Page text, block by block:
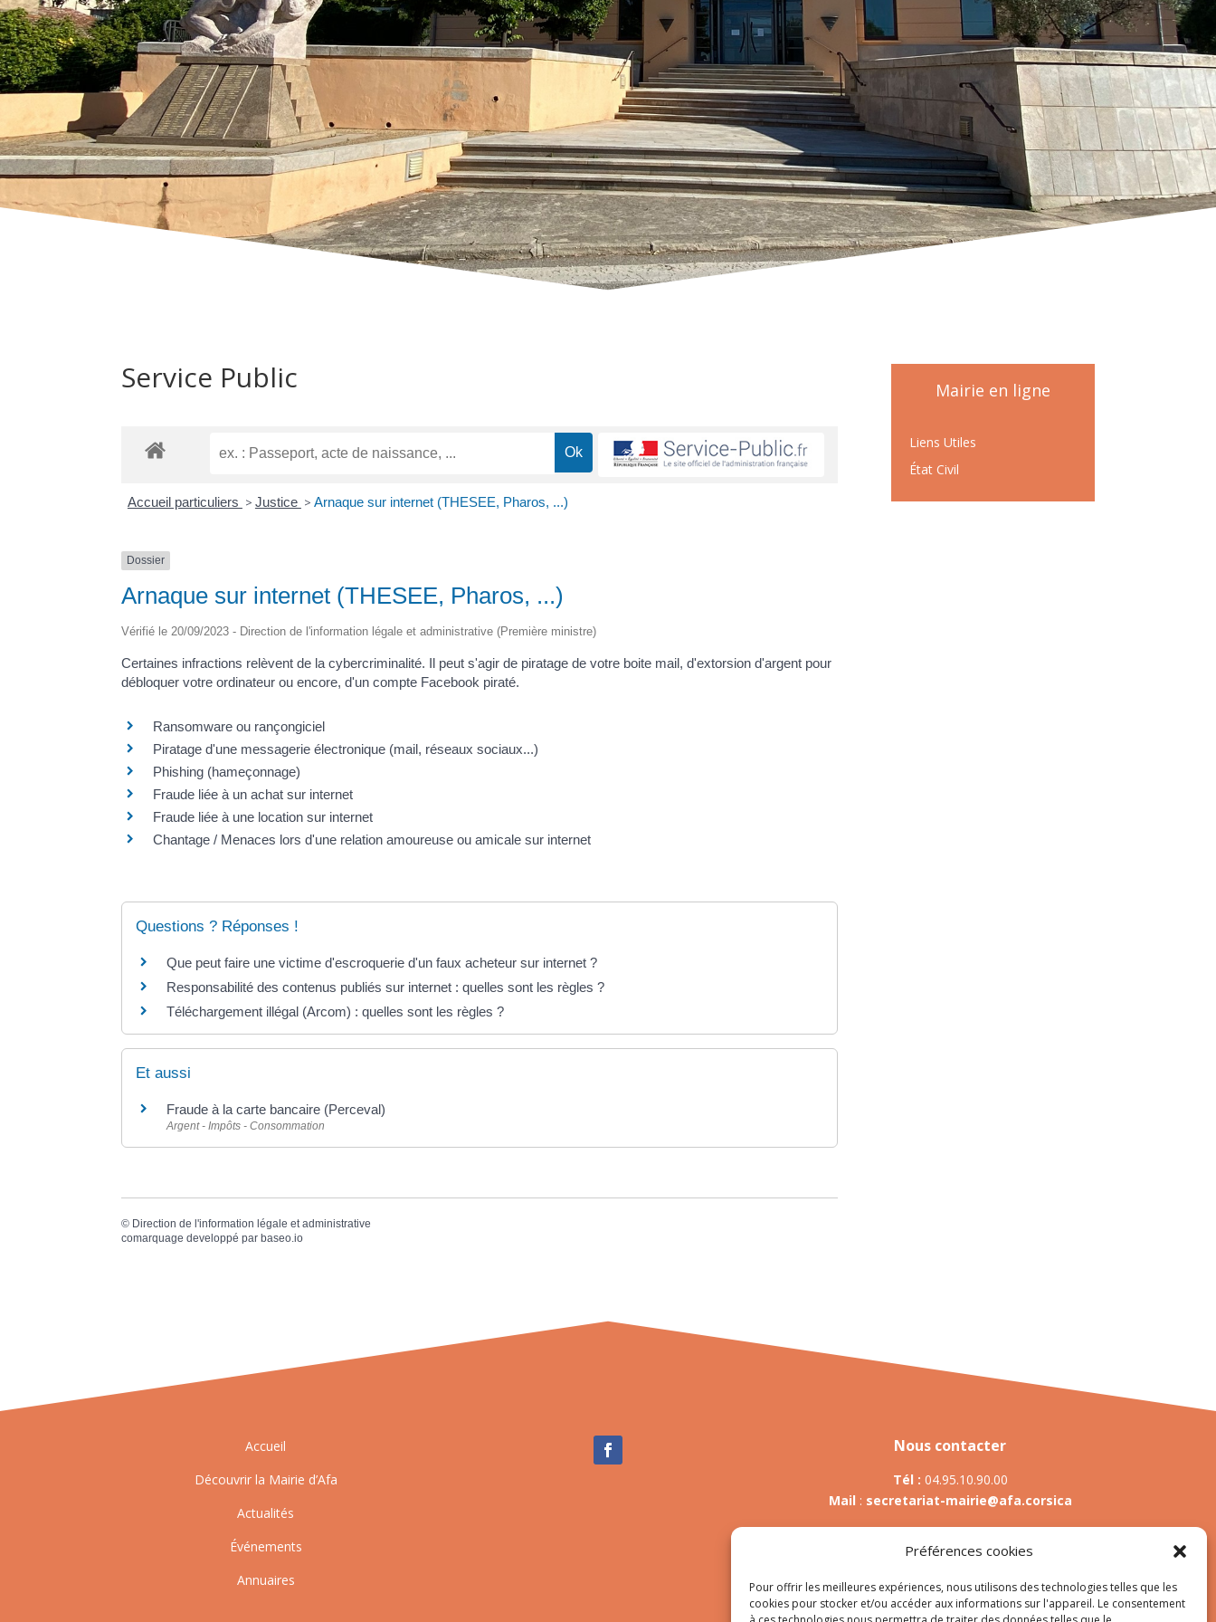
Préférences cookies
Pour offrir les meilleures expériences, nous utilisons des technologies telles que les
cookies pour stocker et/ou accéder aux informations sur l'appareil. Le consentement
Service Public
Accueil particuliers > Justice > Arnaque sur internet (THESEE, Pharos, ...)
Dossier
Arnaque sur internet (THESEE, Pharos, ...)
Vérifié le 20/09/2023 - Direction de l'information légale et administrative (Première ministre)
Certaines infractions relèvent de la cybercriminalité. Il peut s'agir de piratage de votre boite mail, d'extorsion d'argent pour
débloquer votre ordinateur ou encore, d'un compte Facebook piraté.
Ransomware ou rançongiciel
Piratage d'une messagerie électronique (mail, réseaux sociaux...)
Phishing (hameçonnage)
Fraude liée à un achat sur internet
Fraude liée à une location sur internet
Chantage / Menaces lors d'une relation amoureuse ou amicale sur internet
Questions ? Réponses !
Que peut faire une victime d'escroquerie d'un faux acheteur sur internet ?
Responsabilité des contenus publiés sur internet : quelles sont les règles ?
Téléchargement illégal (Arcom) : quelles sont les règles ?
Et aussi
Fraude à la carte bancaire (Perceval)
Argent - Impôts - Consommation
© Direction de l'information légale et administrative
comarquage developpé parbaseo.io
Mairie en ligne
Liens Utiles
État Civil
Accueil
Découvrir la Mairie d’Afa
Actualités
Événements
Annuaires
Nous contacter
Tél : 04.95.10.90.00
Mail : secretariat-mairie@afa.corsica
785 Strada d’Afà – Merria 20167 Afa